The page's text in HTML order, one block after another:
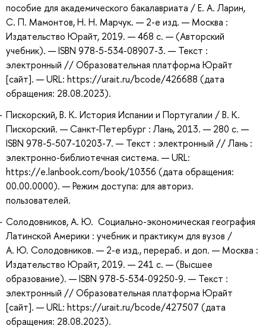
пособие для академического бакалавриата / Е. А. Ларин,
С. П. Мамонтов, Н. Н. Марчук. — 2-е изд. — Москва :
Издательство Юрайт, 2019. — 468 с. — (Авторский
учебник). — ISBN 978-5-534-08907-3. — Текст :
электронный // Образовательная платформа Юрайт
[сайт]. — URL: https://urait.ru/bcode/426688 (дата
обращения: 28.08.2023).
Пискорский, В. К. История Испании и Португалии / В. К.
Пискорский. — Санкт-Петербург : Лань, 2013. — 280 с. —
ISBN 978-5-507-10203-7. — Текст : электронный // Лань :
электронно-библиотечная система. — URL:
https://e.lanbook.com/book/10356 (дата обращения:
00.00.0000). — Режим доступа: для авториз.
пользователей.
Солодовников, А. Ю. Социально-экономическая география
Латинской Америки : учебник и практикум для вузов /
А. Ю. Солодовников. — 2-е изд., перераб. и доп. — Москва :
Издательство Юрайт, 2019. — 241 с. — (Высшее
образование). — ISBN 978-5-534-09250-9. — Текст :
электронный // Образовательная платформа Юрайт
[сайт]. — URL: https://urait.ru/bcode/427507 (дата
обращения: 28.08.2023).